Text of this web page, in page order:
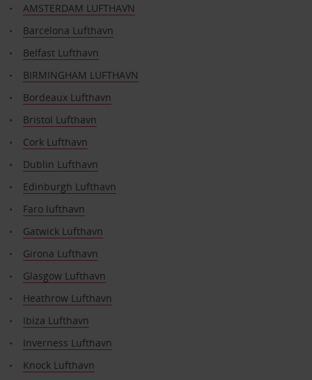
AMSTERDAM LUFTHAVN
Barcelona Lufthavn
Belfast Lufthavn
BIRMINGHAM LUFTHAVN
Bordeaux Lufthavn
Bristol Lufthavn
Cork Lufthavn
Dublin Lufthavn
Edinburgh Lufthavn
Faro lufthavn
Gatwick Lufthavn
Girona Lufthavn
Glasgow Lufthavn
Heathrow Lufthavn
Ibiza Lufthavn
Inverness Lufthavn
Knock Lufthavn